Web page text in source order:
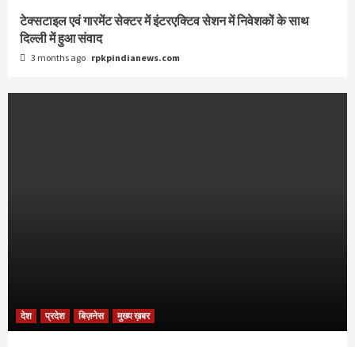
टेक्सटाइल एवं गारमेंट सेक्टर में इंटरएक्टिव सेशन में निवेशकों के साथ
दिल्ली में हुआ संवाद
3 months ago rpkpindianews.com
देश प्रदेश बिज़नेस मुख्य ख़बर